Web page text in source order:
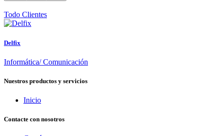
Todo Clientes
Delfix
Informática/ Comunicación
Nuestros productos y servicios
Inicio
Contacte con nosotros